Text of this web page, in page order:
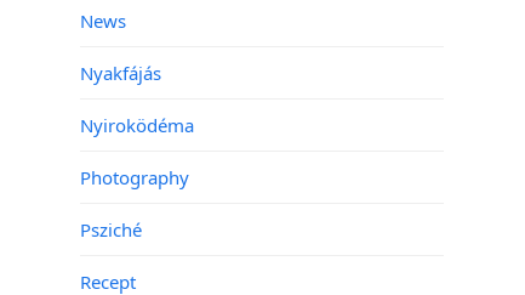
News
Nyakfájás
Nyiroködéma
Photography
Psziché
Recept